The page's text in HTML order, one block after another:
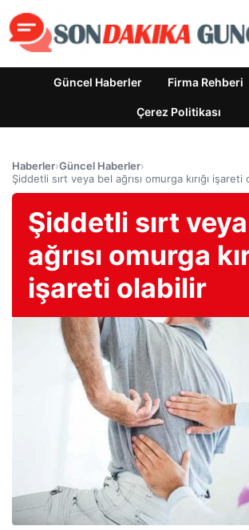
Güncel Haberler Firma Rehberi
Çerez Politikası
Haberler›Güncel Haberler›
Şiddetli sırt veya bel ağrısı omurga kırığı işareti
Şiddetli sırt
ağrısı omurga
işareti olabilir